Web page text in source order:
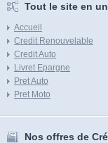
Tout le site en
Accueil
Credit Renouvelable
Credit Auto
Livret Epargne
Pret Auto
Pret Moto
Nos offres de